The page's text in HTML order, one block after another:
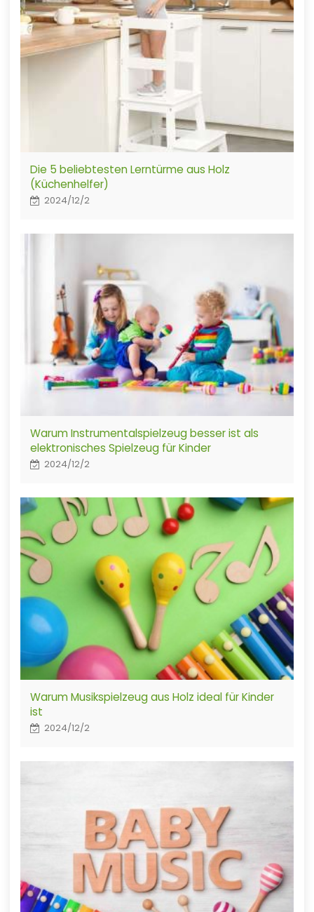
Die 5 beliebtesten Lerntürme aus Holz
(Küchenhelfer)
2024/12/2
Warum Instrumentalspielzeug besser ist als
elektronisches Spielzeug für Kinder
2024/12/2
Warum Musikspielzeug aus Holz ideal für Kinder
ist
2024/12/2